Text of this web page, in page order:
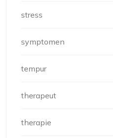
stress
symptomen
tempur
therapeut
therapie